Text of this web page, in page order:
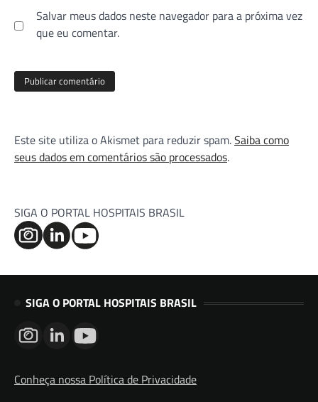
Salvar meus dados neste navegador para a próxima vez
que eu comentar.
Este site utiliza o Akismet para reduzir spam.Saiba como
seus dados em comentários são processados.
SIGA O PORTAL HOSPITAIS BRASIL
SIGA O PORTAL HOSPITAIS BRASIL
Conheça nossa Política de Privacidade